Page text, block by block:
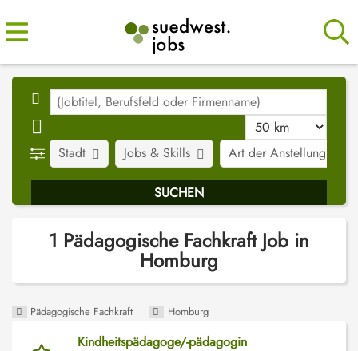
Stadt Art der Anstellung
Jobs & Skills
1 Pädagogische Fachkraft Job in
Homburg
Pädagogische Fachkraft Homburg
Kindheitspädagoge/-pädagogin